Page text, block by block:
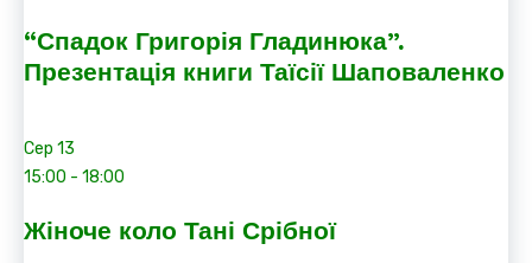
“Спадок Григорія Гладинюка”.
Презентація книги Таїсії Шаповаленко
Сер 13
15:00 - 18:00
Жіноче коло Тані Срібної